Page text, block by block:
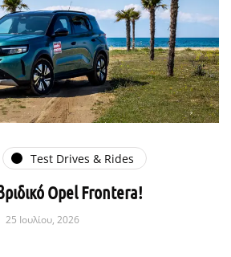
Test Drives & Rides
Opel Frontera!
25 Ιουλίου, 2026